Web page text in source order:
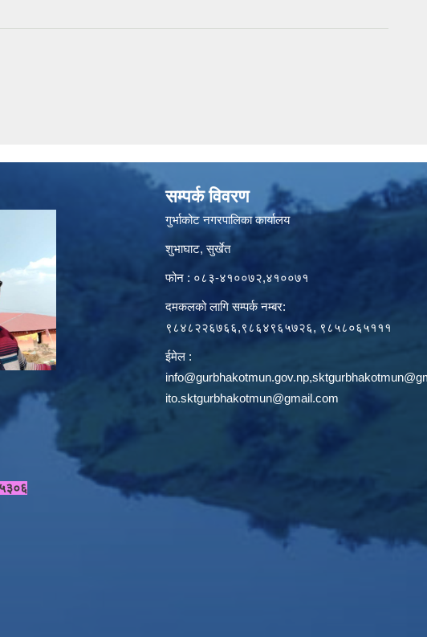
सम्पर्क विवरण
गुर्भाकोट नगरपालिका कार्यालय
शुभाघाट, सुर्खेत
फोन : ०८३-४१००७२,४१००७१
दमकलको लागि सम्पर्क नम्बर:
९८४८२२६७६६,९८६४९६५७२६, ९८५८०६५१११
ईमेल :
info@gurbhakotmun.gov.np,
ito.sktgurbhakotmun@gmail.com